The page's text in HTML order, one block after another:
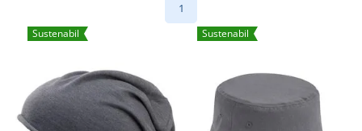
1
Sustenabil Sustenabil